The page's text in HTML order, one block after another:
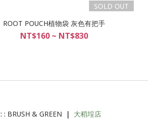
SOLD OUT
ROOT POUCH植物袋 灰色有把手
NT$160 ~ NT$830
: : BRUSH & GREEN | 大稻埕店